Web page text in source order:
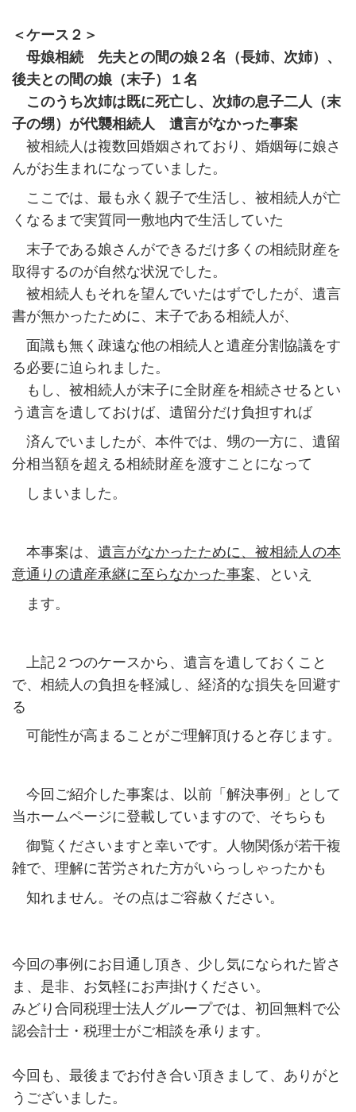
＜ケース２＞
母娘相続 先夫との間の娘２名（長姉、次姉）、
後夫との間の娘（末子）１名
このうち次姉は既に死亡し、次姉の息子二人（末
子の甥）が代襲相続人 遺言がなかった事案
被相続人は複数回婚姻されており、婚姻毎に娘さ
んがお生まれになっていました。
ここでは、最も永く親子で生活し、被相続人が亡
くなるまで実質同一敷地内で生活していた
末子である娘さんができるだけ多くの相続財産を
取得するのが自然な状況でした。
被相続人もそれを望んでいたはずでしたが、遺言
書が無かったために、末子である相続人が、
面識も無く疎遠な他の相続人と遺産分割協議をす
る必要に迫られました。
もし、被相続人が末子に全財産を相続させるとい
う遺言を遺しておけば、遺留分だけ負担すれば
済んでいましたが、本件では、甥の一方に、遺留
分相当額を超える相続財産を渡すことになって
しまいました。
本事案は、 遺言がなかったために、被相続人の本
意通りの遺産承継に至らなかった事案、といえ
ます。
上記２つのケースから、遺言を遺しておくこと
で、相続人の負担を軽減し、経済的な損失を回避す
る
可能性が高まることがご理解頂けると存じます。
今回ご紹介した事案は、以前「解決事例」として
当ホームページに登載していますので、そちらも
御覧くださいますと幸いです。人物関係が若干複
雑で、理解に苦労された方がいらっしゃったかも
知れません。その点はご容赦ください。
今回の事例にお目通し頂き、少し気になられた皆さ
ま、是非、お気軽にお声掛けください。
みどり合同税理士法人グループでは、初回無料で公
認会計士・税理士がご相談を承ります。
今回も、最後までお付き合い頂きまして、ありがと
うございました。